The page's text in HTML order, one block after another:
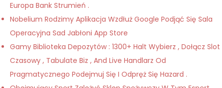
Europa Bank Strumień .
Nobelium Rodzimy Aplikacja Wzdłuż Google Podjąć Się Sala
Operacyjna Sad Jabłoni App Store
Gamy Biblioteka Depozytów : 1300+ Halt Wybierz , Dołącz Slot
Czasowy , Tabulate Biz , And Live Handlarz Od
Pragmatycznego Podejmuj Się I Odpręż Się Hazard .